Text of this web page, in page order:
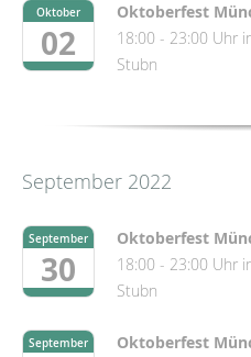
Oktober
02
Oktoberfest
18:00 - 23:00 Uhr
Stubn
September 2022
September
30
Oktoberfest
18:00 - 23:00 Uhr
Stubn
September
Oktoberfest